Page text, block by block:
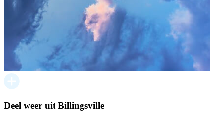
Deel weer uit Billingsville